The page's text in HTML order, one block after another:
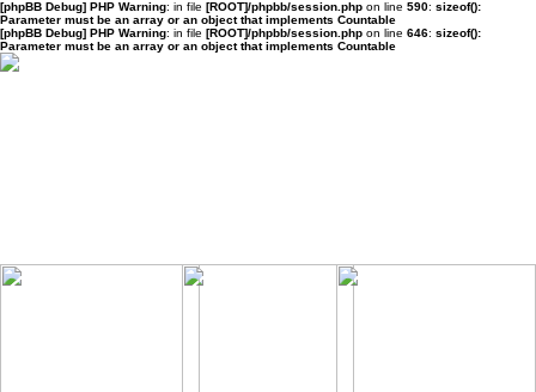
[phpBB Debug] PHP Warning: in file [ROOT]/phpbb/session.php on line 590: sizeof():
Parameter must be an array or an object that implements Countable
[phpBB Debug] PHP Warning: in file [ROOT]/phpbb/session.php on line 646: sizeof():
Parameter must be an array or an object that implements Countable